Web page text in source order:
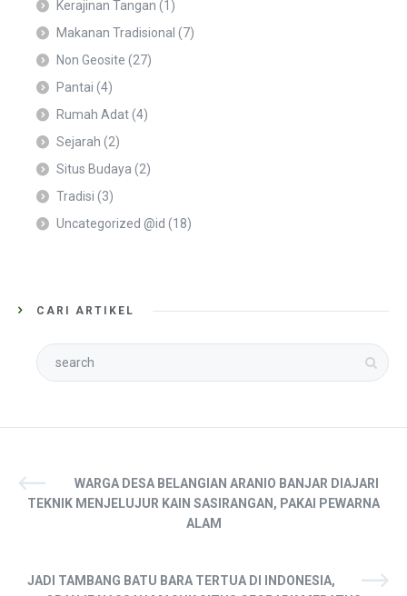
Kerajinan Tangan (1)
Makanan Tradisional (7)
Non Geosite (27)
Pantai (4)
Rumah Adat(4)
Sejarah (2)
Situs Budaya (2)
Tradisi (3)
Uncategorized @id (18)
CARI ARTIKEL
WARGA DESA BELANGIAN ARANIO BANJAR DIAJARI
TEKNIK MENJELUJUR KAIN SASIRANGAN, PAKAI PEWARNA
ALAM
JADI TAMBANG BATU BARA TERTUA DI INDONESIA,